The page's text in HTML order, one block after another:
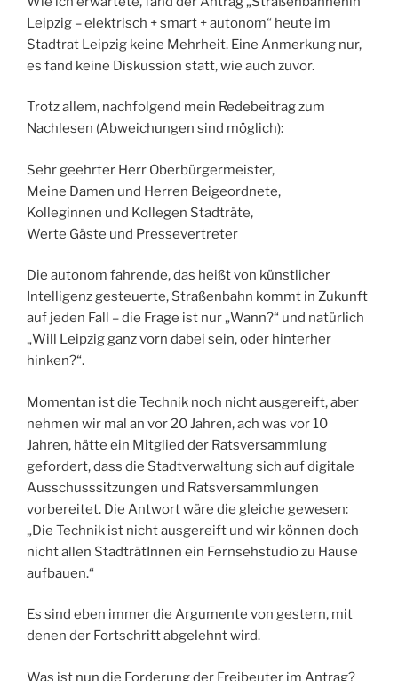
Leipzig – elektrisch + smart + autonom“ heute im
Stadtrat Leipzig keine Mehrheit. Eine Anmerkung nur,
es fand keine Diskussion statt, wie auch zuvor.
Trotz allem, nachfolgend mein Redebeitrag zum
Nachlesen (Abweichungen sind möglich):
Sehr geehrter Herr Oberbürgermeister,
Meine Damen und Herren Beigeordnete,
Kolleginnen und Kollegen Stadträte,
Werte Gäste und Pressevertreter
Die autonom fahrende, das heißt von künstlicher
Intelligenz gesteuerte, Straßenbahn kommt in Zukunft
auf jeden Fall – die Frage ist nur „Wann?“ und natürlich
„Will Leipzig ganz vorn dabei sein, oder hinterher
hinken?“.
Momentan ist die Technik noch nicht ausgereift, aber
nehmen wir mal an vor 20 Jahren, ach was vor 10
Jahren, hätte ein Mitglied der Ratsversammlung
gefordert, dass die Stadtverwaltung sich auf digitale
Ausschusssitzungen und Ratsversammlungen
vorbereitet. Die Antwort wäre die gleiche gewesen:
„Die Technik ist nicht ausgereift und wir können doch
nicht allen StadträtInnen ein Fernsehstudio zu Hause
aufbauen.“
Es sind eben immer die Argumente von gestern, mit
denen der Fortschritt abgelehnt wird.
Was ist nun die Forderung der Freibeuter im Antrag?